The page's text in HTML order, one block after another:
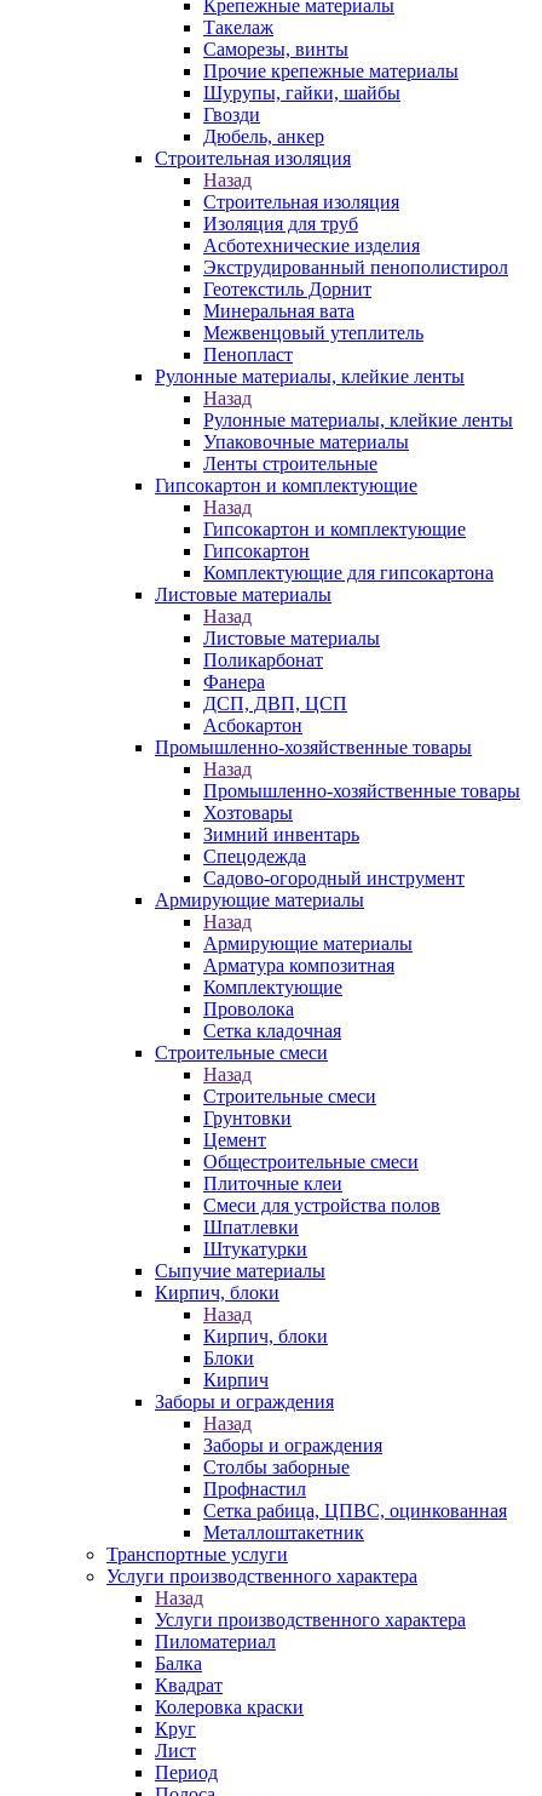
Крепежные материалы
Такелаж
Саморезы, винты
Прочие крепежные материалы
Шурупы, гайки, шайбы
Гвозди
Дюбель, анкер
Строительная изоляция
Назад
Строительная изоляция
Изоляция для труб
Асботехнические изделия
Экструдированный пенополистирол
Геотекстиль Дорнит
Минеральная вата
Межвенцовый утеплитель
Пенопласт
Рулонные материалы, клейкие ленты
Назад
Рулонные материалы, клейкие ленты
Упаковочные материалы
Ленты строительные
Гипсокартон и комплектующие
Назад
Гипсокартон и комплектующие
Гипсокартон
Комплектующие для гипсокартона
Листовые материалы
Назад
Листовые материалы
Поликарбонат
Фанера
ДСП, ДВП, ЦСП
Асбокартон
Промышленно-хозяйственные товары
Назад
Промышленно-хозяйственные товары
Хозтовары
Зимний инвентарь
Спецодежда
Садово-огородный инструмент
Армирующие материалы
Назад
Армирующие материалы
Арматура композитная
Комплектующие
Проволока
Сетка кладочная
Строительные смеси
Назад
Строительные смеси
Грунтовки
Цемент
Общестроительные смеси
Плиточные клеи
Смеси для устройства полов
Шпатлевки
Штукатурки
Сыпучие материалы
Кирпич, блоки
Назад
Кирпич, блоки
Блоки
Кирпич
Заборы и ограждения
Назад
Заборы и ограждения
Столбы заборные
Профнастил
Сетка рабица, ЦПВС, оцинкованная
Металлоштакетник
Транспортные услуги
Услуги производственного характера
Назад
Услуги производственного характера
Пиломатериал
Балка
Квадрат
Колеровка краски
Круг
Лист
Период